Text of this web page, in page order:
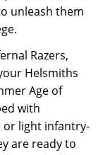
unleash them
Razers,
Helsmiths
Age of
with
or light infantry-
are ready to